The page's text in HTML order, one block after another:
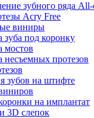
зубного ряда
Acry Free
виниры
зуба под коронку
мостов
несъемных протезов
зубов на штифте
на имплантат
3D слепок